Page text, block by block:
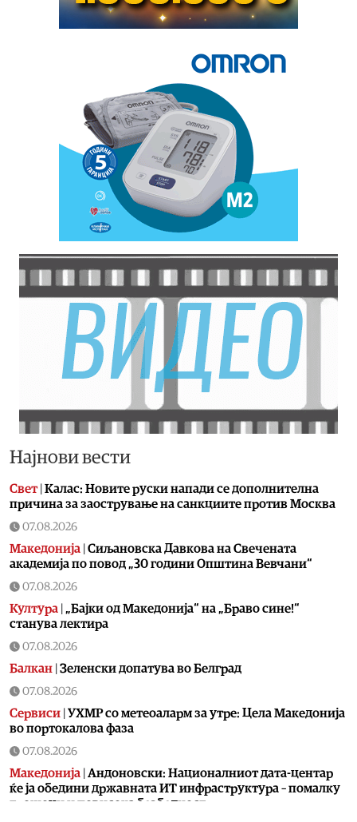
Најнови вести
Свет| Калас: Новите руски напади се дополнителна
причина за заострување на санкциите против Москва
07.08.2026
Македонија Сиљановска Давкова на Свечената
академија по повод „30 години Општина Вевчани“
07.08.2026
Култура „Бајки од Македонија“ на „Браво сине!“
станува лектира
07.08.2026
Балкан Зеленски допатува во Белград
07.08.2026
Сервиси УХМР со метеоаларм за утре: Цела Македонија
во портокалова фаза
07.08.2026
Македонија Андоновски: Националниот дата-центар
ќе ја обедини државната ИТ инфраструктура – помалку
трошоци и повисока безбедност